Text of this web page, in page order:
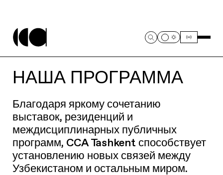
НАША ПРОГРАММА
Благодаря яркому сочетанию
выставок, резиденций и
междисциплинарных публичных
программ, CCA Tashkent способствует
установлению новых связей между
Узбекистаном и остальным миром.